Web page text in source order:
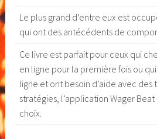
Le plus grand d’entre eux est
qui ont des antécédents de
Ce livre est parfait pour ceux qui
en ligne pour la première fois ou
ligne et ont besoin d’aide avec des
stratégies, l’application Wager
choix.